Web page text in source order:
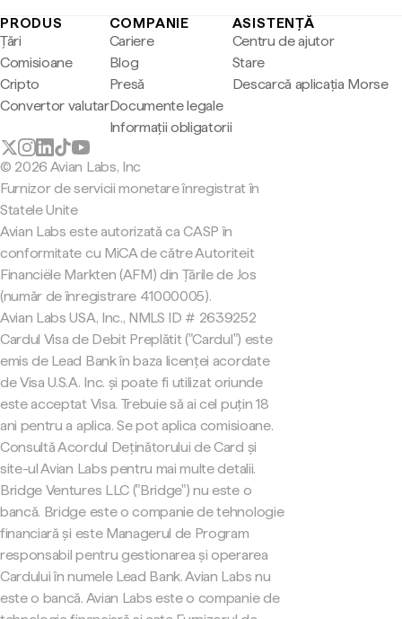
PRODUS
Țări
Comisioane
Cripto
Convertor valutar
COMPANIE
Cariere
Blog
Presă
Documente legale
Informații obligatorii
ASISTENȚĂ
Centru de ajutor
Stare
Descarcă aplicația Morse
© 2026 Avian Labs, Inc
Furnizor de servicii monetare înregistrat în
Statele Unite
Avian Labs este autorizată ca CASP în
conformitate cu MiCA de către Autoriteit
Financiële Markten (AFM) din Țările de Jos
(număr de înregistrare 41000005).
Avian Labs USA, Inc., NMLS ID # 2639252
Cardul Visa de Debit Preplătit ("Cardul") este
emis de Lead Bank în baza licenței acordate
de Visa U.S.A. Inc. și poate fi utilizat oriunde
este acceptat Visa. Trebuie să ai cel puțin 18
ani pentru a aplica. Se pot aplica comisioane.
Consultă Acordul Deținătorului de Card și
site-ul Avian Labs pentru mai multe detalii.
Bridge Ventures LLC ("Bridge") nu este o
bancă. Bridge este o companie de tehnologie
financiară și este Managerul de Program
responsabil pentru gestionarea și operarea
Cardului în numele Lead Bank. Avian Labs nu
este o bancă. Avian Labs este o companie de